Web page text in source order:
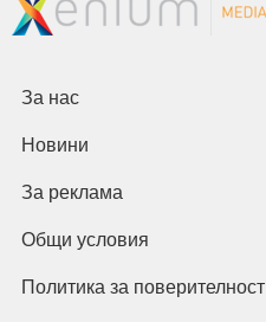
За нас
Новини
За реклама
Общи условия
Политика за поверителност